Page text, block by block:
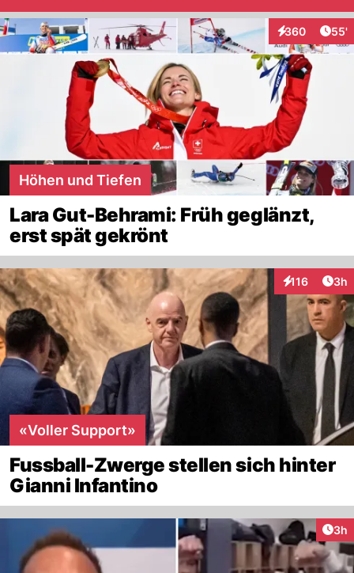
360
Interaktionen
55'
Höhen und Tiefen
Lara Gut-Behrami: Früh geglänzt,
erst spät gekrönt
116
Interaktionen
3h
«Voller Support»
Fussball-Zwerge stellen sich hinter
Gianni Infantino
3h